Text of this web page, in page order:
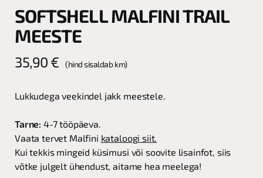
SOFTSHELL MALFINI TRAIL
MEESTE
35,90 € (hind sisaldab km)
Lukkudega veekindel jakk meestele.
Tarne: 4-7 tööpäeva.
Vaata tervet Malfini kataloogi siit.
Kui tekkis mingeid küsimusi või soovite lisainfot, siis
võtke julgelt ühendust, aitame hea meelega!